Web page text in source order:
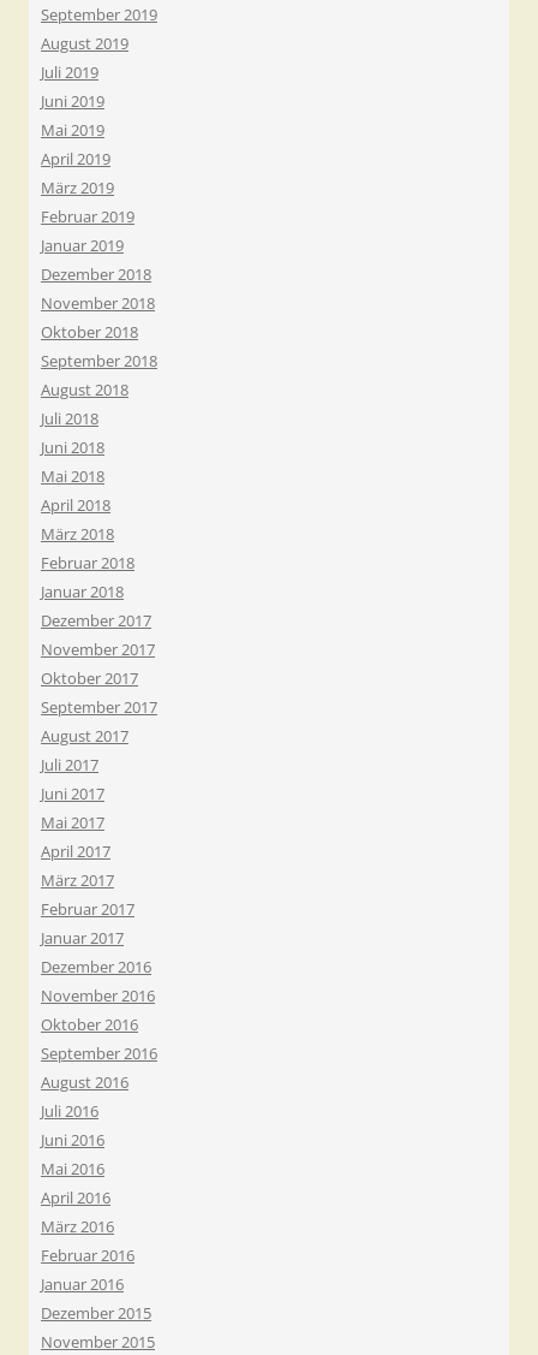
September 2019
August 2019
Juli 2019
Juni 2019
Mai 2019
April 2019
März 2019
Februar 2019
Januar 2019
Dezember 2018
November 2018
Oktober 2018
September 2018
August 2018
Juli 2018
Juni 2018
Mai 2018
April 2018
März 2018
Februar 2018
Januar 2018
Dezember 2017
November 2017
Oktober 2017
September 2017
August 2017
Juli 2017
Juni 2017
Mai 2017
April 2017
März 2017
Februar 2017
Januar 2017
Dezember 2016
November 2016
Oktober 2016
September 2016
August 2016
Juli 2016
Juni 2016
Mai 2016
April 2016
März 2016
Februar 2016
Januar 2016
Dezember 2015
November 2015